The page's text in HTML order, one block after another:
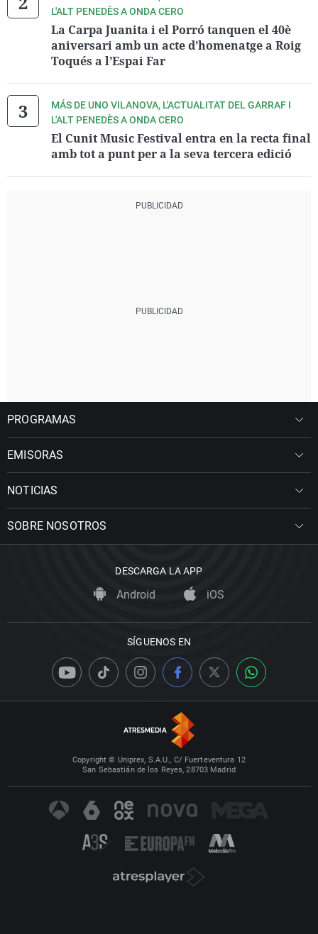
L'ALT PENEDÈS A ONDA CERO
La Carpa Juanita i el Porró tanquen el 40è
aniversari amb un acte d’homenatge a Roig
Toqués a l’Espai Far
MÁS DE UNO VILANOVA, L'ACTUALITAT DEL GARRAF I
L'ALT PENEDÈS A ONDA CERO
El Cunit Music Festival entra en la recta final
amb tot a punt per a la seva tercera edició
PROGRAMAS
EMISORAS
NOTICIAS
SOBRE NOSOTROS
DESCARGA LA APP
Android iOS
SÍGUENOS EN
Copyright © Uniprex, S.A.U., C/ Fuerteventura 12
San Sebastián de los Reyes, 28703 Madrid